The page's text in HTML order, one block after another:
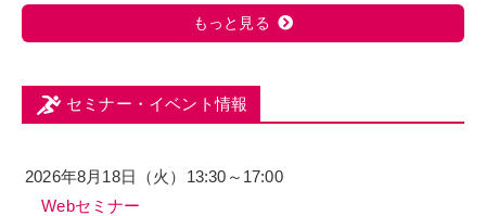
もっと見る
セミナー・イベント情報
2026年8月18日（火）13:30～17:00
Webセミナー